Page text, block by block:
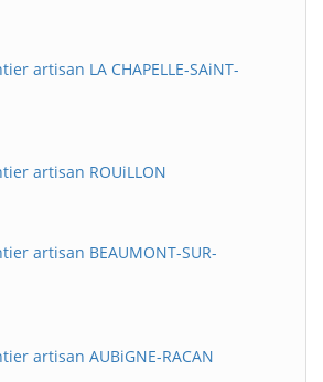
artisan LA CHAPELLE-SAiNT-
artisan ROUiLLON
artisan BEAUMONT-SUR-
artisan AUBiGNE-RACAN